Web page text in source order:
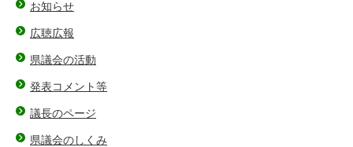
お知らせ
広聴広報
県議会の活動
発表コメント等
議長のページ
県議会のしくみ